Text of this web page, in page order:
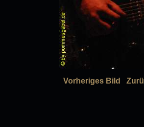
Vorheriges Bild